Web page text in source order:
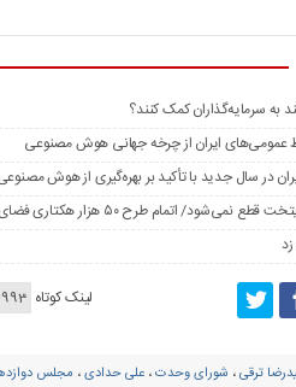
به سرمایه‌گذاران کمک کنند؟
عمومی‌های ایران از چرخه جهانی هوش مصنوعی
در سال جدید با تأکید بر بهره‌گیری از هوش
طرح ۵۰ هزار هکتاری فضای سبز اطراف تهران تا پایان سال
لینک کوتاه
ترقی، شورای وحدت، علی حدادی، مجلس